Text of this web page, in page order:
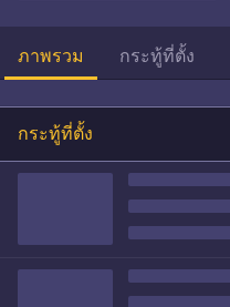
ภาพรวม กระทู้ที่ตั้ง
กระทู้ที่ตั้ง